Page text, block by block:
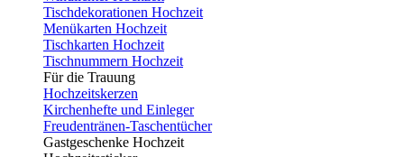
Tischdekorationen Hochzeit
Menükarten Hochzeit
Tischkarten Hochzeit
Tischnummern Hochzeit
Für die Trauung
Hochzeitskerzen
Kirchenhefte und Einleger
Freudentränen-Taschentücher
Gastgeschenke Hochzeit